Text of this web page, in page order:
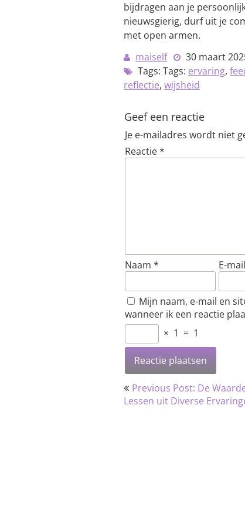
bijdragen aan je
nieuwsgierig, durf uit je
met open armen.
maiself
30 maart
Tags: Tags: ervaring,
reflectie,wijsheid
Geef een reactie
Je e-mailadres wordt niet
Reactie*
Naam* E-
Mijn naam, e-mail en
wanneer ik een reactie
× 1 = 1
Bericht
navigatie
Previous Post: De
Lessen uit Diverse